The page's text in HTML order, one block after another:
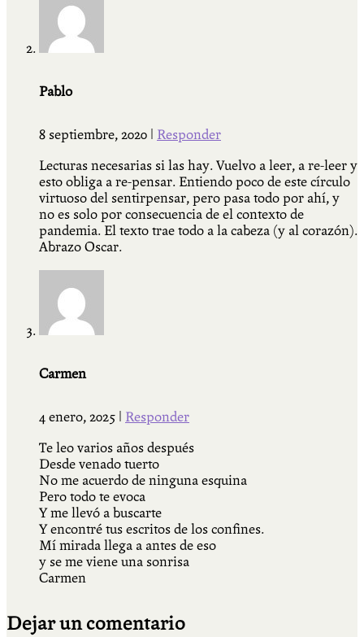
Pablo
8 septiembre, 2020
Responder
Lecturas necesarias si las hay. Vuelvo a leer, a re-leer y
esto obliga a re-pensar. Entiendo poco de este círculo
virtuoso del sentirpensar, pero pasa todo por ahí, y
no es solo por consecuencia de el contexto de
pandemia. El texto trae todo a la cabeza (y al corazón).
Abrazo Oscar.
Carmen
4 enero, 2025
Responder
Te leo varios años después
Desde venado tuerto
No me acuerdo de ninguna esquina
Pero todo te evoca
Y me llevó a buscarte
Y encontré tus escritos de los confines.
Mí mirada llega a antes de eso
y se me viene una sonrisa
Carmen
Dejar un comentario